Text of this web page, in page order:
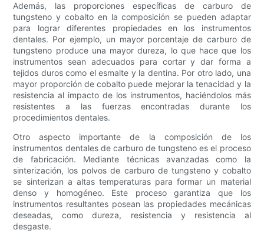
Además, las proporciones específicas de carburo de
tungsteno y cobalto en la composición se pueden adaptar
para lograr diferentes propiedades en los instrumentos
dentales. Por ejemplo, un mayor porcentaje de carburo de
tungsteno produce una mayor dureza, lo que hace que los
instrumentos sean adecuados para cortar y dar forma a
tejidos duros como el esmalte y la dentina. Por otro lado, una
mayor proporción de cobalto puede mejorar la tenacidad y la
resistencia al impacto de los instrumentos, haciéndolos más
resistentes a las fuerzas encontradas durante los
procedimientos dentales.
Otro aspecto importante de la composición de los
instrumentos dentales de carburo de tungsteno es el proceso
de fabricación. Mediante técnicas avanzadas como la
sinterización, los polvos de carburo de tungsteno y cobalto
se sinterizan a altas temperaturas para formar un material
denso y homogéneo. Este proceso garantiza que los
instrumentos resultantes posean las propiedades mecánicas
deseadas, como dureza, resistencia y resistencia al
desgaste.